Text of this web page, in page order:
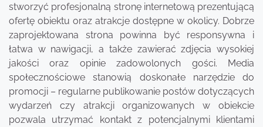
stworzyć profesjonalną stronę internetową prezentującą
ofertę obiektu oraz atrakcje dostępne w okolicy. Dobrze
zaprojektowana strona powinna być responsywna i
łatwa w nawigacji, a także zawierać zdjęcia wysokiej
jakości oraz opinie zadowolonych gości. Media
społecznościowe stanowią doskonałe narzędzie do
promocji – regularne publikowanie postów dotyczących
wydarzeń czy atrakcji organizowanych w obiekcie
pozwala utrzymać kontakt z potencjalnymi klientami